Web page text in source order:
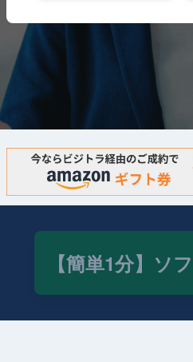
【簡単1分】ソ